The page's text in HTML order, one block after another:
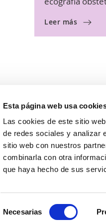
Esta página web usa
Las cookies de este sitio
de redes sociales y analizar
sitio web con nuestros
combinarla con otra
que haya hecho de sus
Necesarias
Leer más